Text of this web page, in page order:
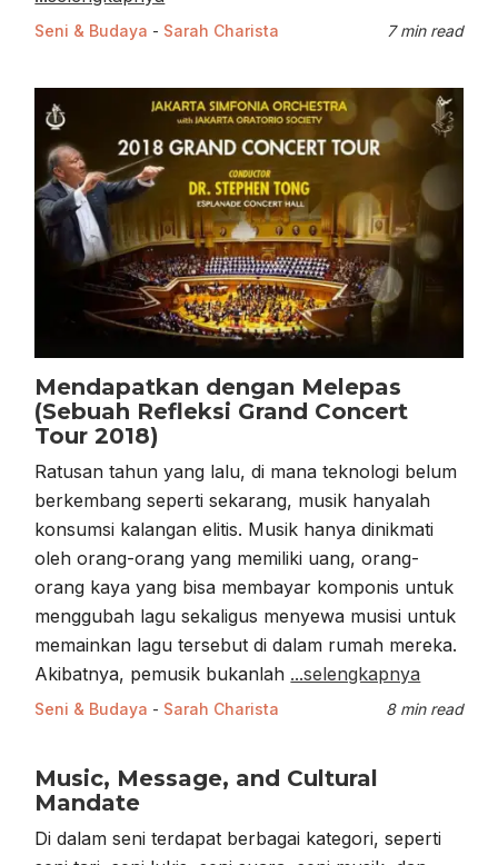
Seni & Budaya - Sarah Charista 7 min read
Mendapatkan dengan Melepas
(Sebuah Refleksi Grand Concert
Tour 2018)
Ratusan tahun yang lalu, di mana teknologi belum
berkembang seperti sekarang, musik hanyalah
konsumsi kalangan elitis. Musik hanya dinikmati
oleh orang-orang yang memiliki uang, orang-
orang kaya yang bisa membayar komponis untuk
menggubah lagu sekaligus menyewa musisi untuk
memainkan lagu tersebut di dalam rumah mereka.
Akibatnya, pemusik bukanlah ...selengkapnya
Seni & Budaya - Sarah Charista 8 min read
Music, Message, and Cultural
Mandate
Di dalam seni terdapat berbagai kategori, seperti